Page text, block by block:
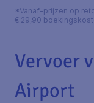
*Vanaf-prijzen op
€ 29,90
Vervoer
Airport